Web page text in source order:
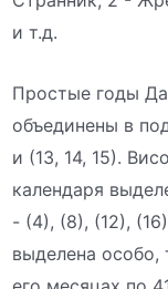
и т.д.
Простые годы
объединены в
и (13, 14, 15).
календаря
- (4), (8), (12),
выделена особо,